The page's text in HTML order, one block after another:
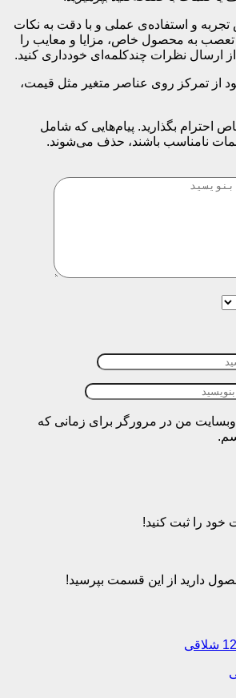
و استفاده‌ی عملی و با دقت به نکات
تعصب به محصول خاص، مزایا و معایب را
از ارسال نظرات چندکلمه‌‌ای خودداری کنید.
از تمرکز روی عناصر متغیر مثل قیمت،
احترام بگذارید. پیام‌هایی که شامل
نامناسب باشند، حذف می‌شوند.
وبسایت من در مرورگر برای زمانی که
خود را ثبت کنید!
دارید از این قسمت بپرسید!